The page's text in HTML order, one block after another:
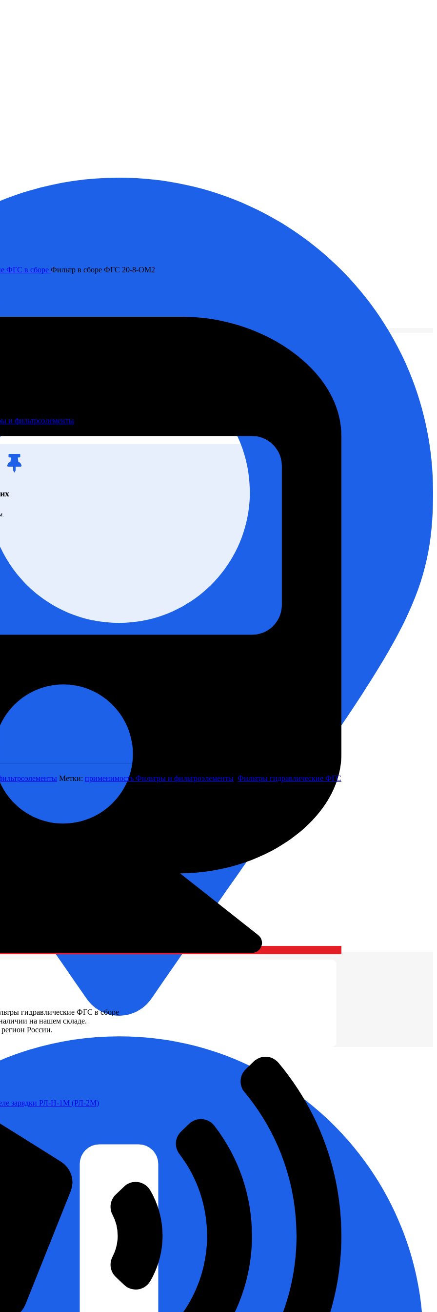
зарядки РЛ-Н-1М (РЛ-2М)
ФГС в сборе Фильтр в сборе ФГС 20-8-ОМ2
поставка со склада!
и фильтроэлементы
Метки: применимость Фильтры и фильтроэлементы Фильтры гидравлические ФГС
гидравлические ФГС в сборе
на нашем складе.
России.